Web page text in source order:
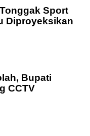
Sport
Diproyeksikan
Bupati
CCTV